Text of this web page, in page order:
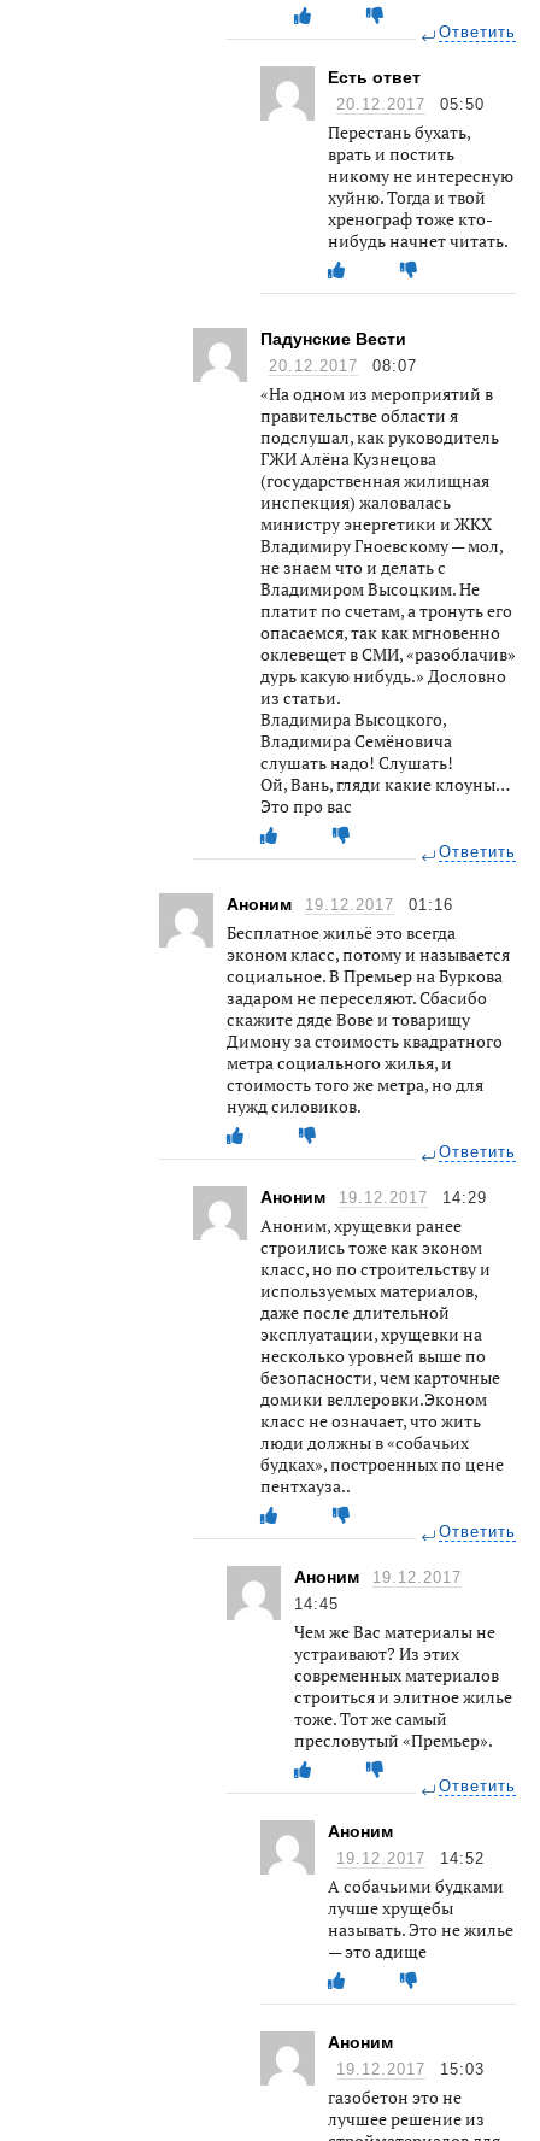
Ответить
Есть ответ
20.12.2017 05:50
Перестань бухать,
врать и постить
никому не интересную
хуйню. Тогда и твой
хренограф тоже кто-
нибудь начнет читать.
Падунские Вести
20.12.2017 08:07
«На одном из мероприятий в
правительстве области я
подслушал, как руководитель
ГЖИ Алёна Кузнецова
(государственная жилищная
инспекция) жаловалась
министру энергетики и ЖКХ
Владимиру Гноевскому — мол,
не знаем что и делать с
Владимиром Высоцким. Не
платит по счетам, а тронуть его
опасаемся, так как мгновенно
оклевещет в СМИ, «разоблачив»
дурь какую нибудь.» Дословно
из статьи.
Владимира Высоцкого,
Владимира Семёновича
слушать надо! Слушать!
Ой, Вань, гляди какие клоуны…
Это про вас
Ответить
Аноним 19.12.2017 01:16
Бесплатное жильё это всегда
эконом класс, потому и называется
социальное. В Премьер на Буркова
задаром не переселяют. Сбасибо
скажите дяде Вове и товарищу
Димону за стоимость квадратного
метра социального жилья, и
стоимость того же метра, но для
нужд силовиков.
Ответить
Аноним 19.12.2017 14:29
Аноним, хрущевки ранее
строились тоже как эконом
класс, но по строительству и
используемых материалов,
даже после длительной
эксплуатации, хрущевки на
несколько уровней выше по
безопасности, чем карточные
домики веллеровки.Эконом
класс не означает, что жить
люди должны в «собачьих
будках», построенных по цене
пентхауза..
Ответить
Аноним
19.12.2017
14:45
Чем же Вас материалы не
устраивают? Из этих
современных материалов
строиться и элитное жилье
тоже. Тот же самый
пресловутый «Премьер».
Ответить
Аноним
19.12.2017 14:52
А собачьими будками
лучше хрущебы
называть. Это не жилье
— это адище
Аноним
19.12.2017 15:03
газобетон это не
лучшее решение из